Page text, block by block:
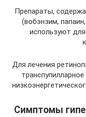
Препараты,
(вобэнзим,
используют
Для лечения
Симптомы